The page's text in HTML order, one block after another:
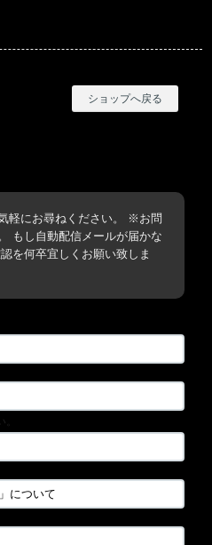
ショップへ戻る
軽にお尋ねください。 ※お問
もし自動配信メールが届かな
を何卒宜しくお願い致しま